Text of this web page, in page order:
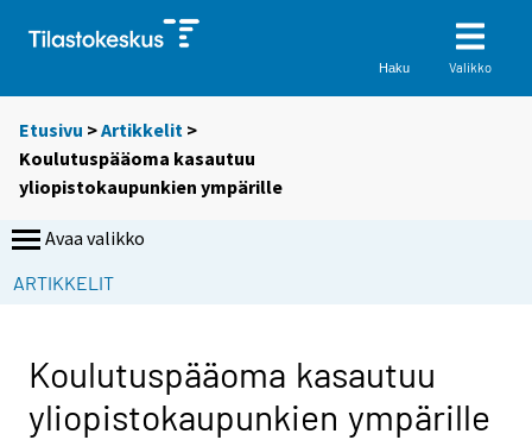
Haku Valikko
Etusivu >Artikkelit >
Koulutuspääoma kasautuu
yliopistokaupunkien ympärille
Avaa valikko
ARTIKKELIT
Koulutuspääoma kasautuu
yliopistokaupunkien ympärille